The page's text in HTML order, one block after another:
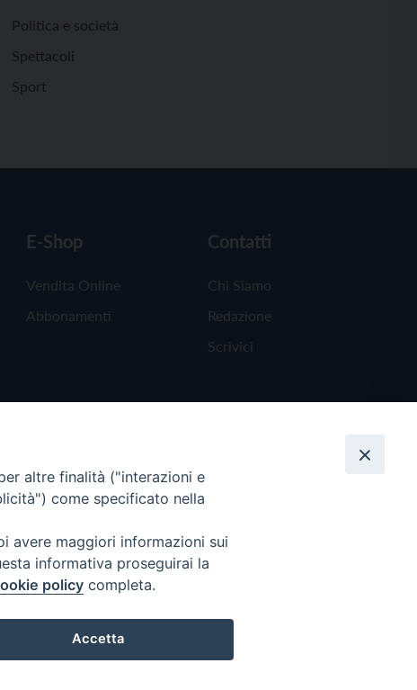
Politica e società
Spettacoli
Sport
E-Shop
Vendita Online
Abbonamenti
Contatti
Chi Siamo
Redazione
Scrivici
altre finalità ("interazioni e
come specificato nella
avere maggiori informazioni sui
informativa proseguirai la
policy completa.
Accetta